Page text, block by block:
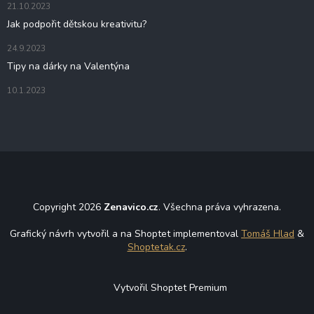
21.10.2023
Jak podpořit dětskou kreativitu?
24.9.2023
Tipy na dárky na Valentýna
10.1.2023
Copyright 2026 Zenavico.cz. Všechna práva vyhrazena.
Grafický návrh vytvořil a na Shoptet implementoval Tomáš Hlad &
Shoptetak.cz.
Vytvořil Shoptet Premium